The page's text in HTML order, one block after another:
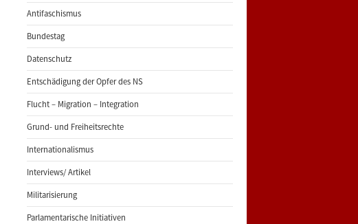
Antifaschismus
Bundestag
Datenschutz
Entschädigung der Opfer des NS
Flucht – Migration – Integration
Grund- und Freiheitsrechte
Internationalismus
Interviews/ Artikel
Militarisierung
Parlamentarische Initiativen